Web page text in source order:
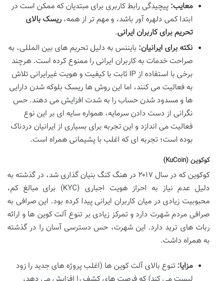
معایب: پیچیدگی رابط کاربری برای مبتدیان که ممکن است در
ابتدا کمی دلهره آور باشد، و مهم تر از همه، ریسک بالای
تحریم برای کاربران ایرانی.
نکته برای ایرانیان: بایننس به دلیل تحریم های بین المللی، به
صراحت خدمات به کاربران ایرانی را ممنوع کرده است. هرچند
برخی با استفاده از IP ثابت با کیفیت و هویت غیرایرانی تلاش
به فعالیت می کنند، اما این روش ها ریسک بلوکه شدن دارایی
ها و مسدود شدن حساب را به شدت افزایش می دهند. حس
نگرانی از دست دادن سرمایه، همواره سایه ای بر این نوع
فعالیت می اندازد و این تجربه برای بسیاری از ایرانیان دردناک
بوده است؛ تجربه ای که اغلب با پشیمانی همراه است.
کوکوین (KuCoin)
کوکوین که در سال ۲۰۱۷ در هنگ کنگ بنیان گذاری شد، در گذشته به
دلیل عدم نیاز به احراز هویت اجباری (KYC) برای مبالغ کم،
محبوبیت زیادی در میان کاربران ایرانی پیدا کرده بود. این صرافی به
صرافی مردم شهرت دارد و تمرکز زیادی بر تنوع آلت کوین ها و ارائه
ربات های ترید دارد. این شهرت، حس دسترسی آسان را در گذشته
به همراه داشت.
مزایا: تنوع بالای آلت کوین ها (اغلب پروژه های جدید را زود